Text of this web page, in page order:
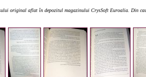
original aflat în depozitul magazinului CrysSoft Euroalia. Din